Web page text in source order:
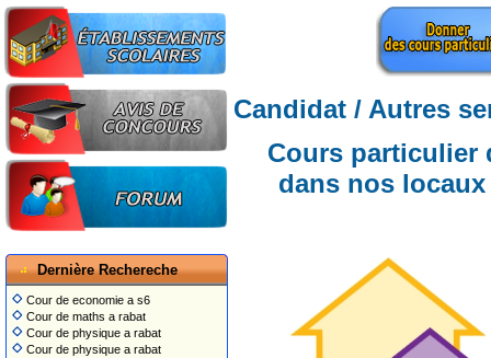
Dernière Rechereche
Cour de economie a s6
Cour de maths a rabat
Cour de physique a rabat
Cour de physique a rabat
Candidat / Autres
Cours particulier
dans nos locaux